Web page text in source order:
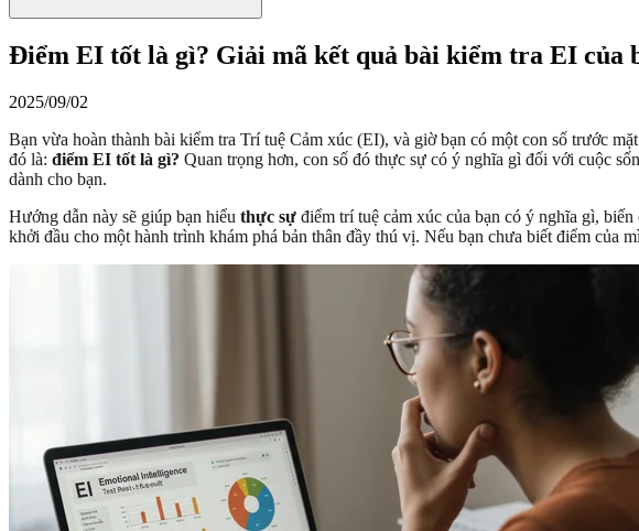
Điểm EI tốt là gì? Giải mã kết quả bài kiểm tra EI của
2025/09/02
Bạn vừa hoàn thành bài kiểm tra Trí tuệ Cảm xúc (EI), và giờ bạn có một con số trước
đó là: điểm EI tốt là gì? Quan trọng hơn, con số đó thực sự có ý nghĩa gì đối với cuộc
dành cho bạn.
Hướng dẫn này sẽ giúp bạn hiểu thực sự điểm trí tuệ cảm xúc của bạn có ý nghĩa gì,
khởi đầu cho một hành trình khám phá bản thân đầy thú vị. Nếu bạn chưa biết điểm của